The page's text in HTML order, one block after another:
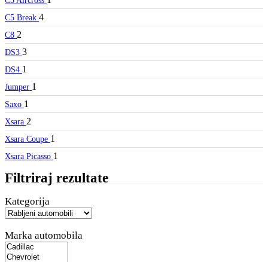
C5 Break 4
C8 2
DS3 3
DS4 1
Jumper 1
Saxo 1
Xsara 2
Xsara Coupe 1
Xsara Picasso 1
Filtriraj rezultate
Kategorija
Marka automobila